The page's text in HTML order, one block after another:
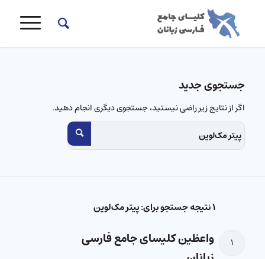
جستجوی جدید
اگر از نتایج زیر راضی نیستید، جستجوی دیگری انجام دهید.
۱ نتیجه جستجو برای: پیتر مک‌لوین
۱
واعظین کلیسای جامع فارسی